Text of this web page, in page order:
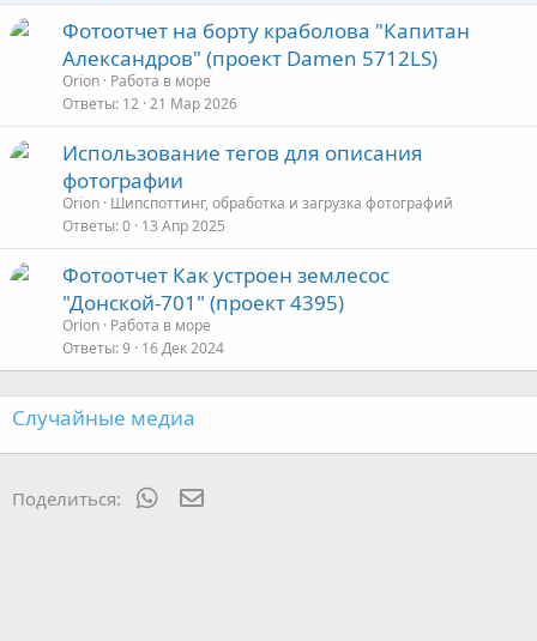
Фотоотчет на борту краболова "Капитан
Александров" (проект Damen 5712LS)
Orion Работа в море
Ответы 12 21 Мар 2026
Использование тегов для описания
фотографии
Orion Шипспоттинг, обработка и загрузка фотографий
Ответы 0 13 Апр 2025
Фотоотчет Как устроен землесос
"Донской-701" (проект 4395)
Orion Работа в море
Ответы 9 16 Дек 2024
Случайные медиа
Поделиться: WhatsApp